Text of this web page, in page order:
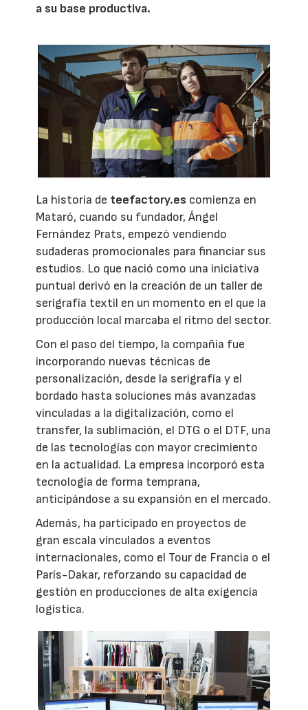
a su base productiva.
La historia de teefactory.es comienza en
Mataró, cuando su fundador, Ángel
Fernández Prats, empezó vendiendo
sudaderas promocionales para financiar sus
estudios. Lo que nació como una iniciativa
puntual derivó en la creación de un taller de
serigrafía textil en un momento en el que la
producción local marcaba el ritmo del sector.
Con el paso del tiempo, la compañía fue
incorporando nuevas técnicas de
personalización, desde la serigrafía y el
bordado hasta soluciones más avanzadas
vinculadas a la digitalización, como el
transfer, la sublimación, el DTG o el DTF, una
de las tecnologías con mayor crecimiento
en la actualidad. La empresa incorporó esta
tecnología de forma temprana,
anticipándose a su expansión en el mercado.
Además, ha participado en proyectos de
gran escala vinculados a eventos
internacionales, como el Tour de Francia o el
París-Dakar, reforzando su capacidad de
gestión en producciones de alta exigencia
logística.